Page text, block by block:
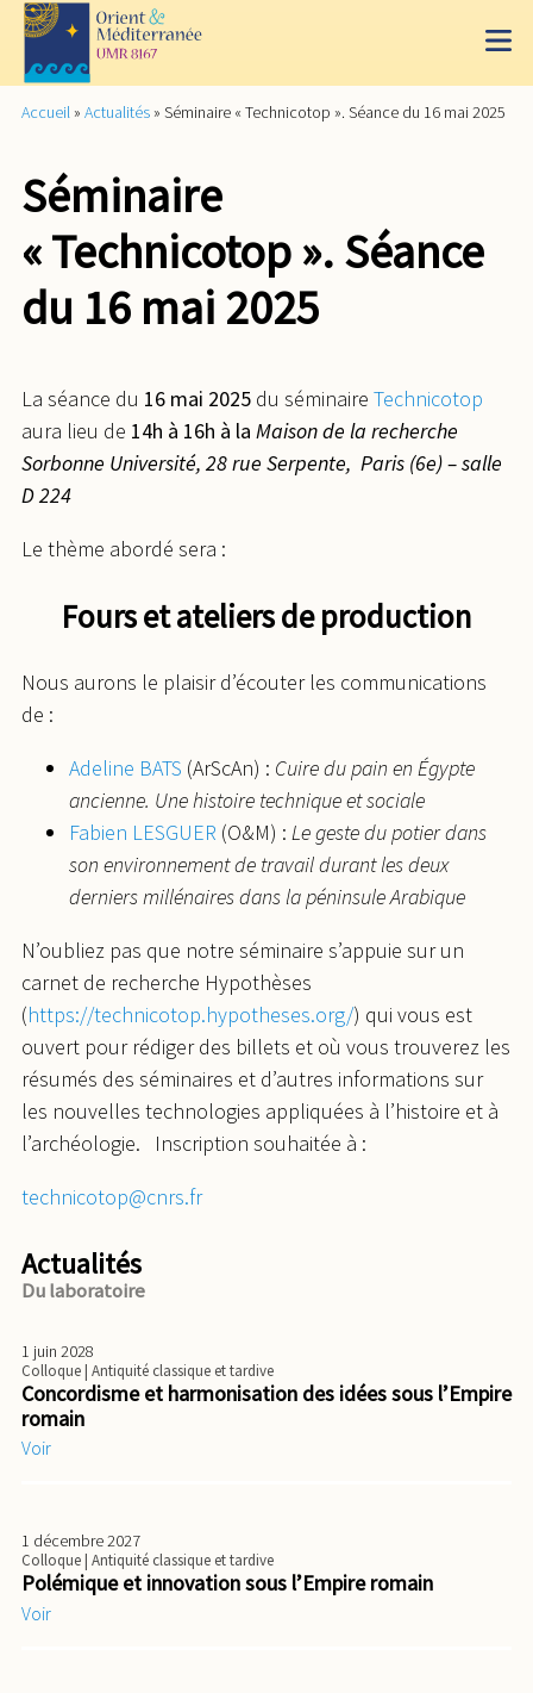
Accueil » Actualités » Séminaire « Technicotop ». Séance du 16 mai 2025
Séminaire
« Technicotop ». Séance
du 16 mai 2025
La séance du 16 mai 2025 du séminaire Technicotop
aura lieu de 14h à 16h à la Maison de la recherche
Sorbonne Université, 28 rue Serpente, Paris (6e) – salle
D 224
Le thème abordé sera :
Fours et ateliers de production
Nous aurons le plaisir d’écouter les communications
de :
Adeline BATS (ArScAn) : Cuire du pain en Égypte
ancienne. Une histoire technique et sociale
Fabien LESGUER (O&M) : Le geste du potier dans
son environnement de travail durant les deux
derniers millénaires dans la péninsule Arabique
N’oubliez pas que notre séminaire s’appuie sur un
carnet de recherche Hypothèses
(https://technicotop.hypotheses.org/) qui vous est
ouvert pour rédiger des billets et où vous trouverez les
résumés des séminaires et d’autres informations sur
les nouvelles technologies appliquées à l’histoire et à
l’archéologie. Inscription souhaitée à :
technicotop@cnrs.fr
Actualités
Du laboratoire
1 juin 2028
Colloque| Antiquité classique et tardive
Concordisme et harmonisation des idées sous l’Empire
romain
Voir
1 décembre 2027
Colloque| Antiquité classique et tardive
Polémique et innovation sous l’Empire romain
Voir